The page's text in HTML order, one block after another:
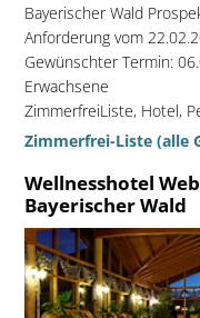
Bayerischer Wald
Anforderung vom
Gewünschter Termin:
Erwachsene
ZimmerfreiListe, Hotel,
Zimmerfrei-Liste (alle
Wellnesshotel
Bayerischer Wald